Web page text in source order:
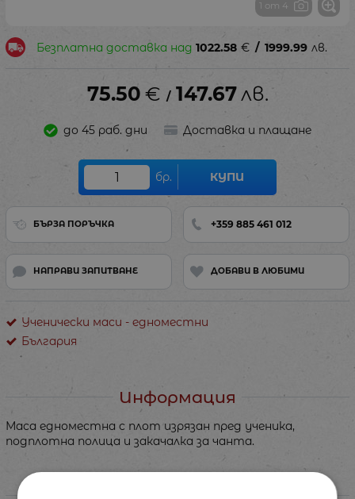
1 от 4
Безплатна доставка над 1022.58 € / 1999.99 лв.
75.50 € / 147.67 лв.
до 45 раб. дни Доставка и плащане
бр. КУПИ
БЪРЗА ПОРЪЧКА +359 885 461 012
НАПРАВИ ЗАПИТВАНЕ ДОБАВИ В ЛЮБИМИ
Ученически маси - едноместни
България
Информация
Маса едноместна с плот изрязан пред ученика,
подплотна полица и закачалка за чанта.